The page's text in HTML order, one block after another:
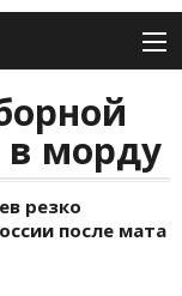
в морду
резко
после мата